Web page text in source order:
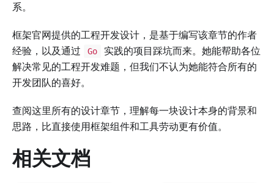
系。
框架官网提供的工程开发设计，是基于编写该章节的作者
经验，以及通过
Go
实践的项目踩坑而来。她能帮助各位
解决常见的工程开发难题，但我们不认为她能符合所有的
开发团队的喜好。
查阅这里所有的设计章节，理解每一块设计本身的背景和
思路，比直接使用框架组件和工具劳动更有价值。
相关文档